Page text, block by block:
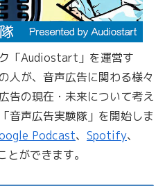
「Audiostart」を運営す
人が、音声広告に関わる様々
告の現在・未来について考え
音声広告実験隊」を開始しま
Podcast、 Spotify、
とができます。